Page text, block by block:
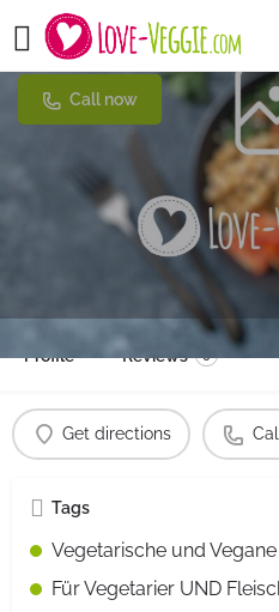
Grill Box
Call now
Profile Reviews 0
Get directions
Tags
Für Vegetarier UND